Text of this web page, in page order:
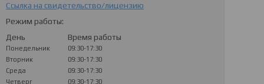
Ссылка на свидетельство/лицензию
Режим работы:
День
Время работы
Понедельник
09:30-17:30
Вторник
09:30-17:30
Среда
09:30-17:30
Четверг
09:30-17:30